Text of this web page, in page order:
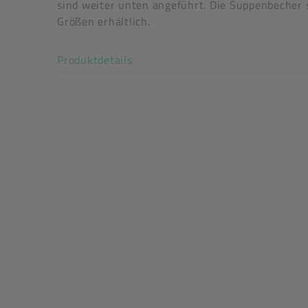
sind weiter unten angeführt. Die Suppenbecher
Größen erhältlich.
Produktdetails
Art der verpackten Lebensmittel: wässrige
festverschließend: Ja